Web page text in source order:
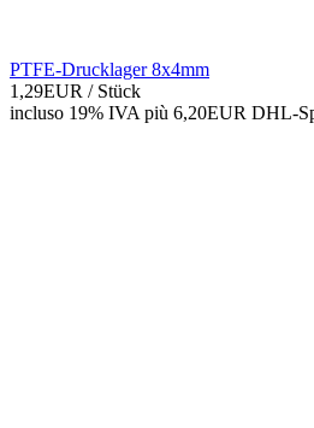
PTFE-Drucklager 8x4mm
1,29EUR / Stück
incluso 19% IVA più 6,20EUR DHL-